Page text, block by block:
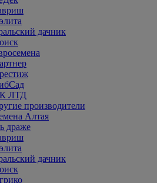
дачник
ЛТД
производители
Алтая
драже
дачник